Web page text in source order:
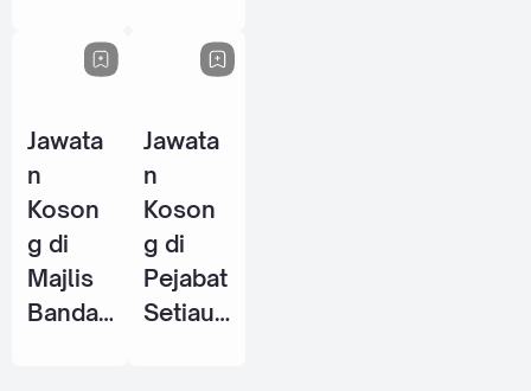
Jun
2026
takaan
Awam
Perak
(PPANP
k) - 1
Jun
2026
Jawata
n
Koson
g di
Majlis
Bandar
Jawata
n
Koson
g di
Pejabat
Setiaus